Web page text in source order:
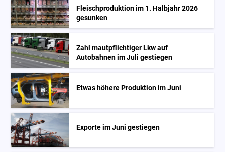
Fleischproduktion im 1. Halbjahr 2026
gesunken
Zahl mautpflichtiger Lkw auf
Autobahnen im Juli gestiegen
Etwas höhere Produktion im Juni
Exporte im Juni gestiegen